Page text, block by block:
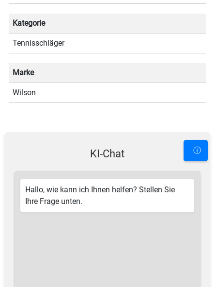
Kategorie
Tennisschläger
Marke
Wilson
KI-Chat ⓘ
Hallo, wie kann ich Ihnen helfen? Stellen Sie
Ihre Frage unten.